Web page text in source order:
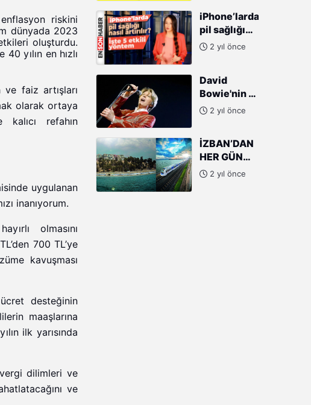
riskini
dünyada 2023
oluşturdu.
yılın en hızlı
faiz artışları
olarak ortaya
refahın
uygulanan
inanıyorum.
olmasını
700 TL’ye
kavuşması
desteğinin
maaşlarına
ilk yarısında
dilimleri ve
ve
iPhone’larda
pil sağlığı
nasıl
yöntem
2 yıl önce
David
Bowie'nin el
yazısı şarkı
satışa
çıkıyor
2 yıl önce
İZBAN’DAN
HER GÜN
250 SEFER
2 yıl önce